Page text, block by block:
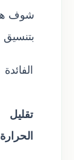
شوف
بتنسيق
الفائدة
تقليل
الحرارة